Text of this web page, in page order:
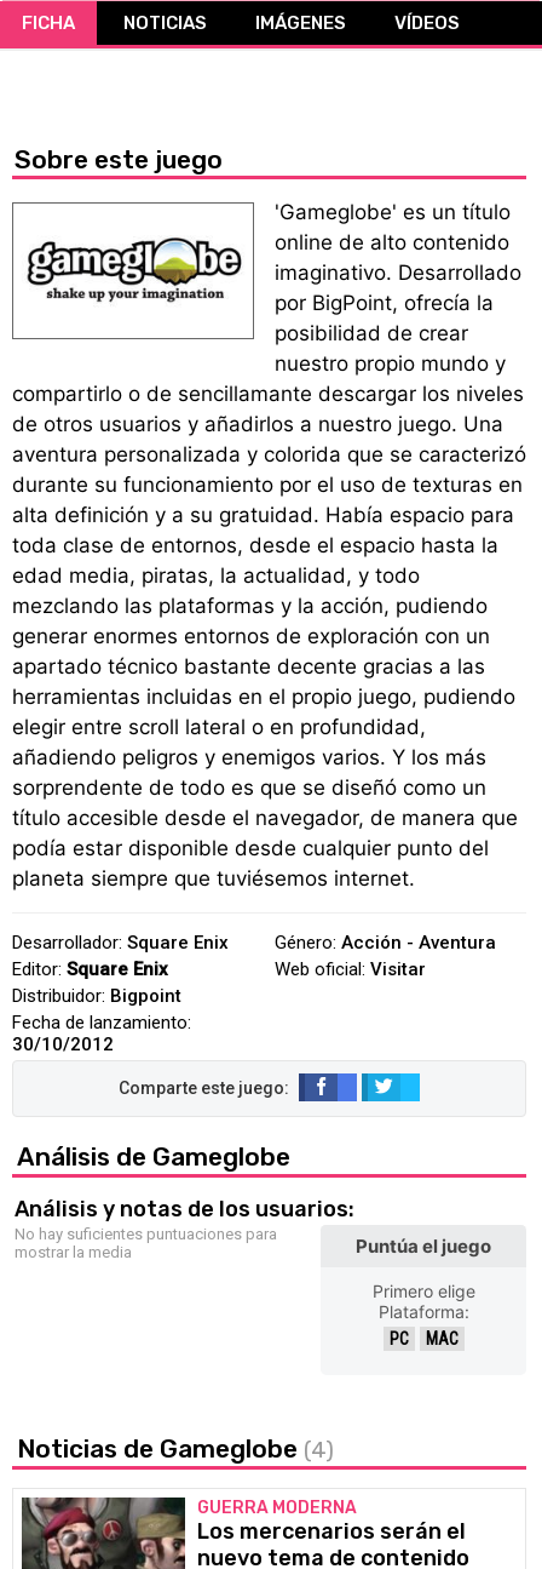
CÓMICS
FICHA NOTICIAS IMÁGENES VÍDEOS
Sobre este juego
'Gameglobe' es un título
online de alto contenido
imaginativo. Desarrollado
por BigPoint, ofrecía la
posibilidad de crear
nuestro propio mundo y
compartirlo o de sencillamante descargar los niveles
de otros usuarios y añadirlos a nuestro juego. Una
aventura personalizada y colorida que se caracterizó
durante su funcionamiento por el uso de texturas en
alta definición y a su gratuidad. Había espacio para
toda clase de entornos, desde el espacio hasta la
edad media, piratas, la actualidad, y todo
mezclando las plataformas y la acción, pudiendo
generar enormes entornos de exploración con un
apartado técnico bastante decente gracias a las
herramientas incluidas en el propio juego, pudiendo
elegir entre scroll lateral o en profundidad,
añadiendo peligros y enemigos varios. Y los más
sorprendente de todo es que se diseñó como un
título accesible desde el navegador, de manera que
podía estar disponible desde cualquier punto del
planeta siempre que tuviésemos internet.
Desarrollador: Square Enix
Editor: Square Enix
Distribuidor: Bigpoint
Fecha de lanzamiento:
30/10/2012
Género: Acción - Aventura
Web oficial: Visitar
Análisis de Gameglobe
Análisis y notas de los usuarios:
No hay suficientes puntuaciones para
mostrar la media
Puntúa el juego
Primero elige
Plataforma:
PC MAC
Noticias de Gameglobe (4)
GUERRA MODERNA
Los mercenarios serán el
nuevo tema de contenido